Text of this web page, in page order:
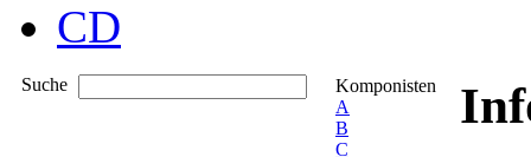
CD
Suche
Komponisten
A
B
C